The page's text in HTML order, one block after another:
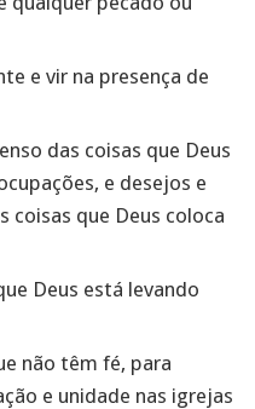
e vir na presença de
das coisas que Deus
e desejos e
coisas que Deus coloca
Deus está levando
não têm fé, para
e unidade nas igrejas